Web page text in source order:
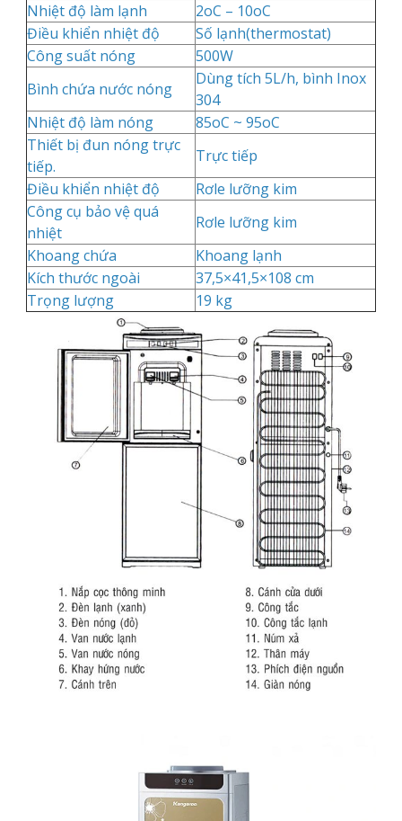
Nhiệt độ làm lạnh
2oC – 10oC
Điều khiển nhiệt độ
Số lạnh(thermostat)
Công suất nóng
500W
Bình chứa nước nóng
Dùng tích 5L/h, bình Inox
304
Nhiệt độ làm nóng
85oC ~ 95oC
Thiết bị đun nóng trực
tiếp.
Trực tiếp
Điều khiển nhiệt độ
Rơle lưỡng kim
Công cụ bảo vệ quá
nhiệt
Rơle lưỡng kim
Khoang chứa
Khoang lạnh
Kích thước ngoài
37,5×41,5×108 cm
Trọng lượng
19 kg